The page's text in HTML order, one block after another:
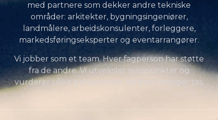
med partnere som dekker andre tekniske
områder: arkitekter, bygningsingeniører,
landmålere, arbeidskonsulenter, forleggere,
markedsføringseksperter og eventarrangører.
Vi jobber som et team. Hver fagperson har støtte
fra de andre. Vi utveksler synspunkter og
vurderer ulike perspektiver før beslutninger tas.